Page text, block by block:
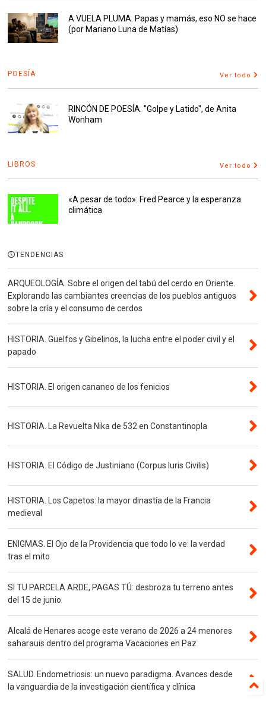
A VUELA PLUMA. Papas y mamás, eso NO se hace
(por Mariano Luna de Matías)
POESÍA Ver todo
RINCÓN DE POESÍA. "Golpe y Latido", de Anita
Wonham
LIBROS Ver todo
«A pesar de todo»: Fred Pearce y la esperanza
climática
TENDENCIAS
ARQUEOLOGÍA. Sobre el origen del tabú del cerdo en Oriente.
Explorando las cambiantes creencias de los pueblos antiguos
sobre la cría y el consumo de cerdos
HISTORIA. Güelfos y Gibelinos, la lucha entre el poder civil y el
papado
HISTORIA. El origen cananeo de los fenicios
HISTORIA. La Revuelta Nika de 532 en Constantinopla
HISTORIA. El Código de Justiniano (Corpus Iuris Civilis)
HISTORIA. Los Capetos: la mayor dinastía de la Francia
medieval
ENIGMAS. El Ojo de la Providencia que todo lo ve: la verdad
tras el mito
SI TU PARCELA ARDE, PAGAS TÚ: desbroza tu terreno antes
del 15 de junio
Alcalá de Henares acoge este verano de 2026 a 24 menores
saharauis dentro del programa Vacaciones en Paz
SALUD. Endometriosis: un nuevo paradigma. Avances desde
la vanguardia de la investigación científica y clínica